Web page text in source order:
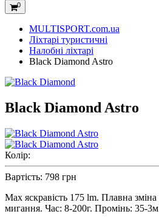
0
MULTISPORT.com.ua
Ліхтарі туристичні
Налобні ліхтарі
Black Diamond Astro
Black Diamond Astro
Колір:
Вартість: 798 грн
Max яскравість 175 lm. Плавна
мигання. Час: 8-200г. Промінь: 35-